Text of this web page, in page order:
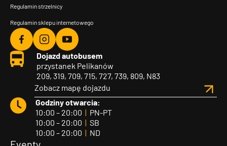
Regulamin strzelnicy
Regulamin sklepu internetowego
Agvo
Facebook
Agvo
Instagram
Agvo
YouTube
Dojazd autobusem
przystanek Pelikanów
209, 319, 709, 715, 727, 739, 809, N83
Zobacz mapę dojazdu
Godziny otwarcia:
10:00 – 20:00 | PN-PT
10:00 – 20:00 | SB
10:00 – 20:00 | ND